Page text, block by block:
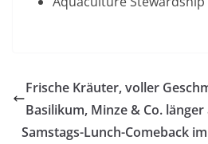
Frische Kräuter, voller
Basilikum, Minze & Co.
Samstags-Lunch-Comeback